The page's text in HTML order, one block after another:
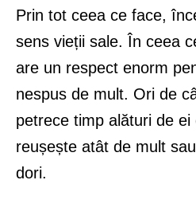
Prin tot ceea ce face,
sens vieții sale. În ceea
are un respect enorm
nespus de mult. Ori de
petrece timp alături de ei
reușește atât de mult
dori.